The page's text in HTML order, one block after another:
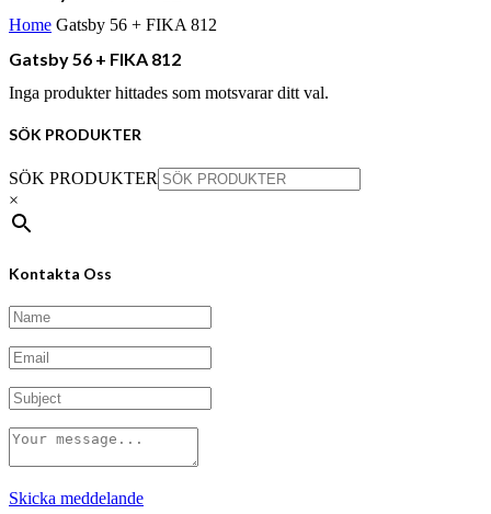
Home Gatsby 56 + FIKA 812
Gatsby 56 + FIKA 812
Inga produkter hittades som motsvarar ditt val.
SÖK PRODUKTER
SÖK PRODUKTER
×
Kontakta Oss
Skicka meddelande